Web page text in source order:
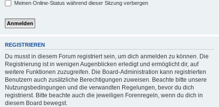
Meinen Online-Status während dieser Sitzung verbergen
REGISTRIEREN
Du musst in diesem Forum registriert sein, um dich anmelden zu können. Die
Registrierung ist in wenigen Augenblicken erledigt und ermöglicht dir, auf
weitere Funktionen zuzugreifen. Die Board-Administration kann registrierten
Benutzern auch zusätzliche Berechtigungen zuweisen. Beachte bitte unsere
Nutzungsbedingungen und die verwandten Regelungen, bevor du dich
registrierst. Bitte beachte auch die jeweiligen Forenregeln, wenn du dich in
diesem Board bewegst.